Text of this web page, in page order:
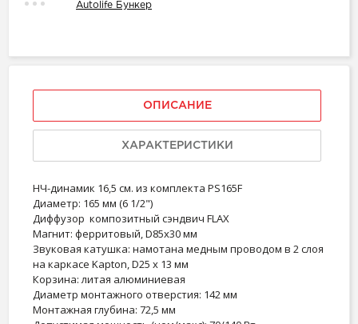
Autolife Бункер
ОПИСАНИЕ
ХАРАКТЕРИСТИКИ
НЧ-динамик 16,5 см. из комплекта PS165F
Диаметр: 165 мм (6 1/2")
Диффузор композитный сэндвич FLAX
Магнит: ферритовый, D85x30 мм
Звуковая катушка: намотана медным проводом в 2 слоя
на каркасе Kapton, D25 х 13 мм
Корзина:литая алюминиевая
Диаметр монтажного отверстия: 142 мм
Монтажная глубина: 72,5 мм